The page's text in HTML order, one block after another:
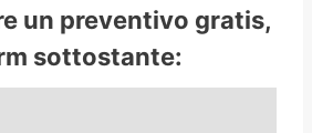
un preventivo gratis,
sottostante: